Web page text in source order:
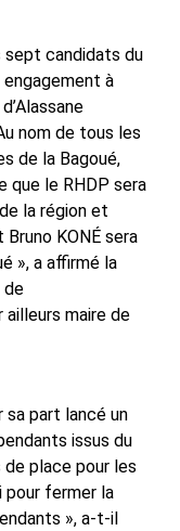
sept candidats du
engagement à
nom de tous les
de la Bagoué,
que le RHDP sera
la région et
KONÉ sera
», a affirmé la
de
ailleurs maire de
sa part lancé un
issus du
de place pour les
pour fermer la
», a-t-il